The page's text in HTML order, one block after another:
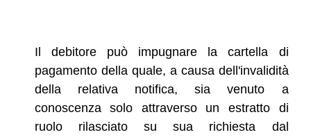
Il debitore può impugnare la cartella di
pagamento della quale, a causa dell'invalidità
della relativa notifica, sia venuto a
conoscenza solo attraverso un estratto di
ruolo rilasciato su sua richiesta dal